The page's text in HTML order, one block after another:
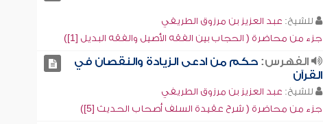
للشيخ: عبد العزيز بن مرزوق الطريفي
جزء من محاضرة ( الحجاب بين الفقه الأصيل والفقه البديل [1])
الفهرس: حكم من ادعى الزيادة والنقصان في
القرآن
للشيخ: عبد العزيز بن مرزوق الطريفي
جزء من محاضرة ( شرح عقيدة السلف أصحاب الحديث [5])